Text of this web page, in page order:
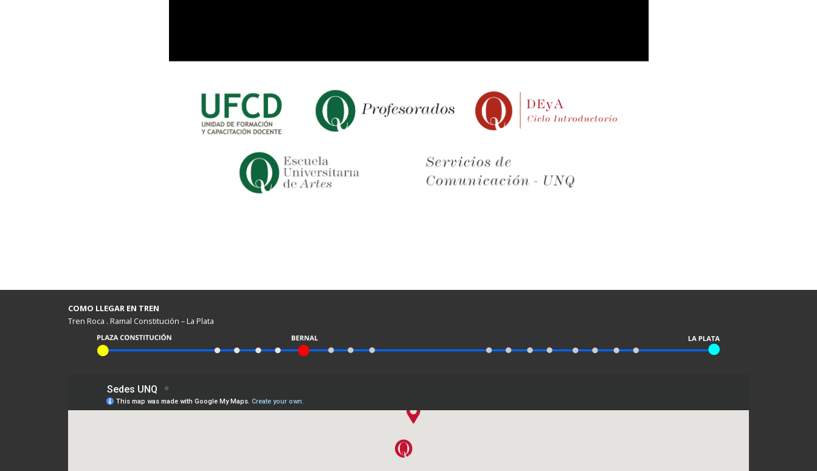
COMO LLEGAR EN TREN
Tren Roca . Ramal Constitución – La Plata